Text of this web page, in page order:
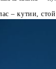
– кутии,